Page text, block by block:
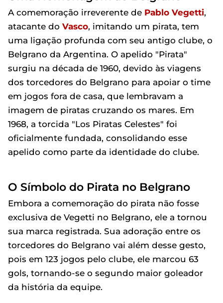
A comemoração irreverente de Pablo Vegetti,
atacante do Vasco, imitando um pirata, tem
uma ligação profunda com seu antigo clube, o
Belgrano da Argentina. O apelido "Pirata"
surgiu na década de 1960, devido às viagens
dos torcedores do Belgrano para apoiar o time
em jogos fora de casa, que lembravam a
imagem de piratas cruzando os mares. Em
1968, a torcida "Los Piratas Celestes" foi
oficialmente fundada, consolidando esse
apelido como parte da identidade do clube.
O Símbolo do Pirata no Belgrano
Embora a comemoração do pirata não fosse
exclusiva de Vegetti no Belgrano, ele a tornou
sua marca registrada. Sua adoração entre os
torcedores do Belgrano vai além desse gesto,
pois em 123 jogos pelo clube, ele marcou 63
gols, tornando-se o segundo maior goleador
da história da equipe.